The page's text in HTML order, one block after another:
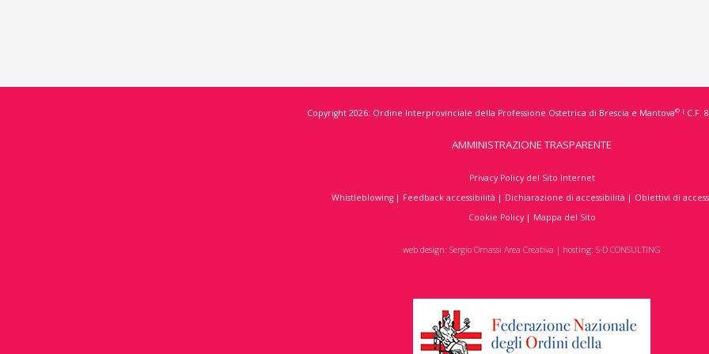
Copyright 2026: Ordine Interprovinciale della Professione Ostetrica di Brescia e Mantova© | C.F.
AMMINISTRAZIONE TRASPARENTE
Privacy Policy del Sito Internet
Whistleblowing | Feedback accessibilità | Dichiarazione di accessibilità | Obiettivi di
Cookie Policy| Mappa del Sito
web design: Sergio Omassi Area Creativa | hosting: S-D CONSULTING